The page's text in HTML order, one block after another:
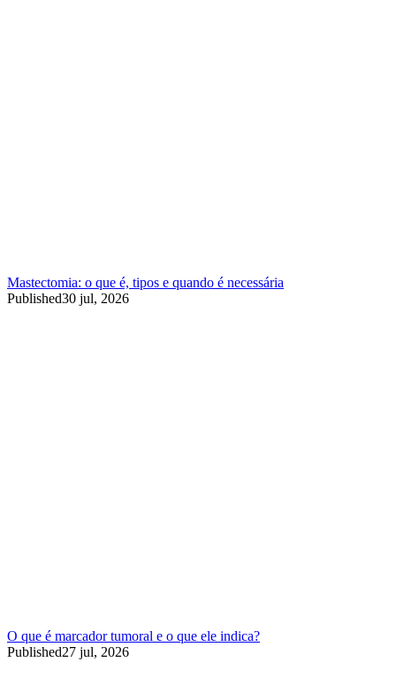
Mastectomia: o que é, tipos e quando é necessária
Published30 jul, 2026
O que é marcador tumoral e o que ele indica?
Published27 jul, 2026